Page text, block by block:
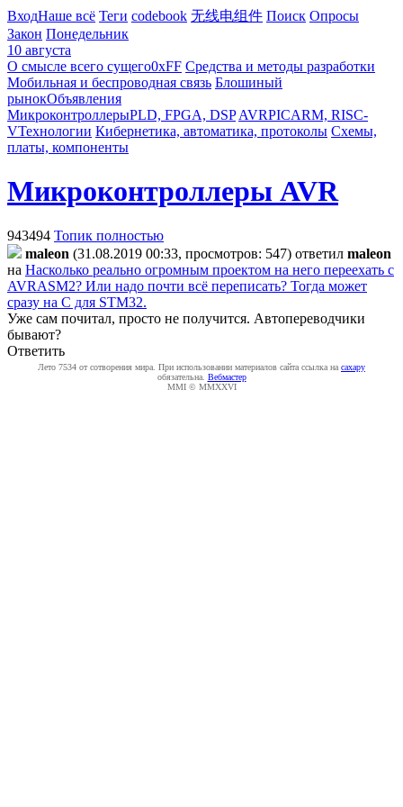
ВходНаше всё Теги codebook 无线电组件 Поиск Опросы
Закон Понедельник
10 августа
О смысле всего сущего0xFF Средства и методы разработки
Мобильная и беспроводная связь Блошиный
рынокОбъявления
МикроконтроллерыPLD, FPGA, DSP AVRPICARM, RISC-
VТехнологии Кибернетика, автоматика, протоколы Схемы,
платы, компоненты
Микроконтроллеры AVR
943494 Топик полностью
maleon (31.08.2019 00:33, просмотров: 547) ответил maleon
на Насколько реально огромным проектом на него переехать с
AVRASM2? Или надо почти всё переписать? Тогда может
сразу на С для STM32.
Уже сам почитал, просто не получится. Автопереводчики
бывают?
Ответить
Лето 7534 от сотворения мира. При использовании материалов сайта ссылка на caxapу
обязательна. Вебмастер
MMI © MMXXVI